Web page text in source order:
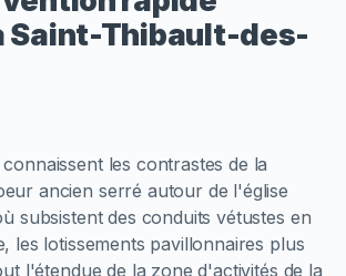
Saint-Thibault-des-
les contrastes de la
ancien serré autour de l'église
subsistent des conduits vétustes en
les lotissements pavillonnaires plus
l'étendue de la zone d'activités de la